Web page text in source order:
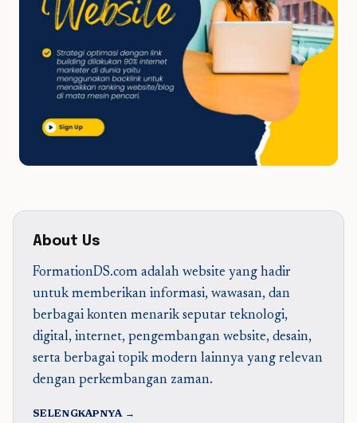
About Us
FormationDS.com adalah website yang hadir
untuk memberikan informasi, wawasan, dan
berbagai konten menarik seputar teknologi,
digital, internet, pengembangan website, desain,
serta berbagai topik modern lainnya yang relevan
dengan perkembangan zaman.
SELENGKAPNYA →